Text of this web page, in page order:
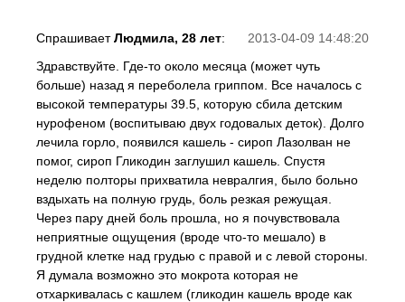
2013-04-09 14:48:20
СпрашиваетЛюдмила, 28 лет:
Здравствуйте. Где-то около месяца (может чуть
больше) назад я переболела гриппом. Все началось с
высокой температуры 39.5, которую сбила детским
нурофеном (воспитываю двух годовалых деток). Долго
лечила горло, появился кашель - сироп Лазолван не
помог, сироп Гликодин заглушил кашель. Спустя
неделю полторы прихватила невралгия, было больно
вздыхать на полную грудь, боль резкая режущая.
Через пару дней боль прошла, но я почувствовала
неприятные ощущения (вроде что-то мешало) в
грудной клетке над грудью с правой и с левой стороны.
Я думала возможно это мокрота которая не
отхаркивалась с кашлем (гликодин кашель вроде как